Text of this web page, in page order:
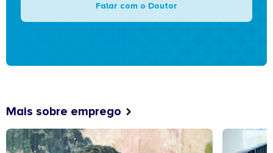
Falar com o Doutor
Mais sobre emprego